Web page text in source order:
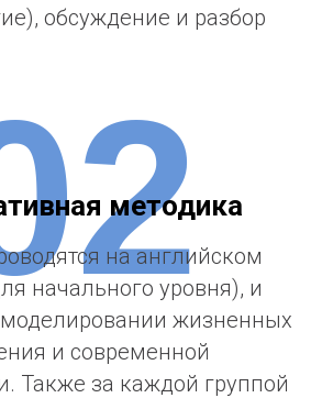
стартапы, как эффективно
как развивать
методика
на английском
начального уровня), и
жизненных